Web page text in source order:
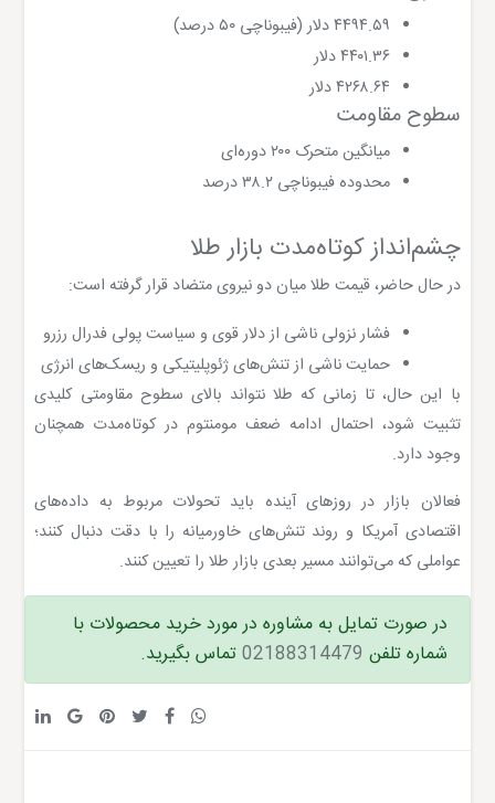
۴۴۹۴.۵۹ دلار (فیبوناچی ۵۰ درصد)
۴۴۰۱.۳۶ دلار
۴۲۶۸.۶۴ دلار
سطوح مقاومت
میانگین متحرک ۲۰۰ دوره‌ای
محدوده فیبوناچی ۳۸.۲ درصد
چشم‌انداز کوتاه‌مدت بازار طلا
در حال حاضر، قیمت طلا میان دو نیروی متضاد قرار گرفته است:
فشار نزولی ناشی از دلار قوی و سیاست پولی فدرال رزرو
حمایت ناشی از تنش‌های ژئوپلیتیکی و ریسک‌های انرژی
با این حال، تا زمانی که طلا نتواند بالای سطوح مقاومتی کلیدی
تثبیت شود، احتمال ادامه ضعف مومنتوم در کوتاه‌مدت همچنان
وجود دارد.
فعالان بازار در روزهای آینده باید تحولات مربوط به داده‌های
اقتصادی آمریکا و روند تنش‌های خاورمیانه را با دقت دنبال کنند؛
عواملی که می‌توانند مسیر بعدی بازار طلا را تعیین کنند.
در صورت تمایل به مشاوره در مورد خرید محصولات با
شماره تلفن 02188314479تماس بگیرید.